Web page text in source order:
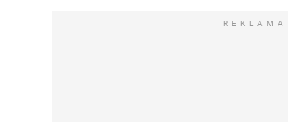
REKLAMA